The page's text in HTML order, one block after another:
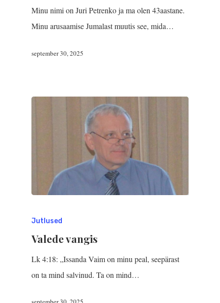
Minu nimi on Juri Petrenko ja ma olen 43aastane.
Minu arusaamise Jumalast muutis see, mida…
september 30, 2025
Jutlused
Valede vangis
Lk 4:18: „Issanda Vaim on minu peal, seepärast
on ta mind salvinud. Ta on mind…